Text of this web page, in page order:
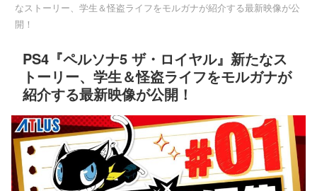
なストーリー、学生＆怪盗ライフをモルガナが紹介する最新映像が公
開！
PS4『ペルソナ5 ザ・ロイヤル』新たなス
トーリー、学生＆怪盗ライフをモルガナが
紹介する最新映像が公開！